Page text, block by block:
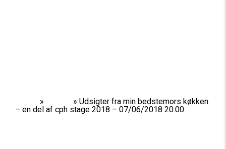
» » Udsigter fra min bedstemors køkken
– en del af cph stage 2018 – 07/06/2018 20:00